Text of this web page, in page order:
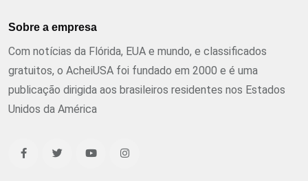
Sobre a empresa
Com notícias da Flórida, EUA e mundo, e classificados
gratuitos, o AcheiUSA foi fundado em 2000 e é uma
publicação dirigida aos brasileiros residentes nos Estados
Unidos da América